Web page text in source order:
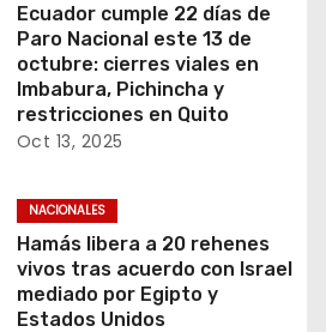
Ecuador cumple 22 días de
Paro Nacional este 13 de
octubre: cierres viales en
Imbabura, Pichincha y
restricciones en Quito
Oct 13, 2025
NACIONALES
Hamás libera a 20 rehenes
vivos tras acuerdo con Israel
mediado por Egipto y
Estados Unidos